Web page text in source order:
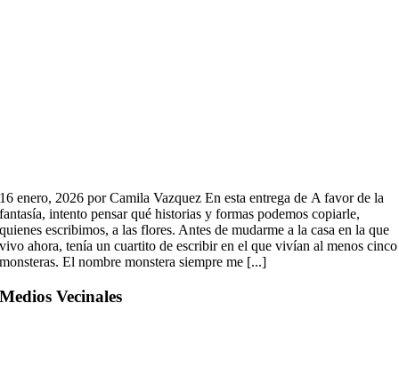
16 enero, 2026 por Camila Vazquez En esta entrega de A favor de la
fantasía, intento pensar qué historias y formas podemos copiarle,
quienes escribimos, a las flores. Antes de mudarme a la casa en la que
vivo ahora, tenía un cuartito de escribir en el que vivían al menos cinco
monsteras. El nombre monstera siempre me [...]
Medios Vecinales